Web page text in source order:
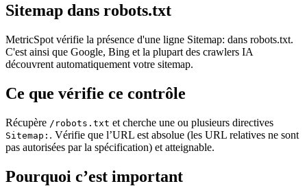
Sitemap dans robots.txt
MetricSpot vérifie la présence d'une ligne Sitemap: dans robots.txt.
C'est ainsi que Google, Bing et la plupart des crawlers IA
découvrent automatiquement votre sitemap.
Ce que vérifie ce contrôle
Récupère /robots.txt et cherche une ou plusieurs directives
Sitemap: . Vérifie que l’URL est absolue (les URL relatives ne sont
pas autorisées par la spécification) et atteignable.
Pourquoi c’est important